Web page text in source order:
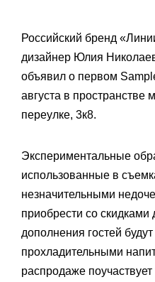
Российский бренд
дизайнер Юлия
объявил о первом
августа в пространстве
переулке, 3к8.
Экспериментальные
использованные в
незначительными
приобрести со скидками
дополнения гостей
прохладительными
распродаже